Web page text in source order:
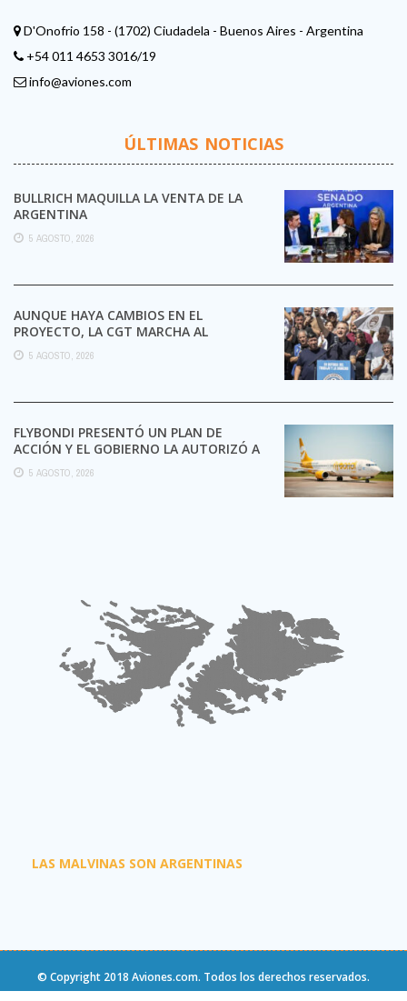
D'Onofrio 158 - (1702) Ciudadela - Buenos Aires - Argentina
+54 011 4653 3016/19
info@aviones.com
ÚLTIMAS NOTICIAS
BULLRICH MAQUILLA LA VENTA DE LA
ARGENTINA
5 AGOSTO, 2026
AUNQUE HAYA CAMBIOS EN EL
PROYECTO, LA CGT MARCHA AL
CONGRESO CONTRA LA LEY DE ...
5 AGOSTO, 2026
FLYBONDI PRESENTÓ UN PLAN DE
ACCIÓN Y EL GOBIERNO LA AUTORIZÓ A
SEGUIR OPERANDO
5 AGOSTO, 2026
LAS MALVINAS SON ARGENTINAS
© Copyright 2018 Aviones.com. Todos los derechos reservados.